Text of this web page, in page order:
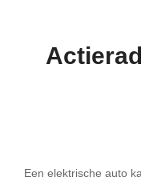
Een elektrische auto